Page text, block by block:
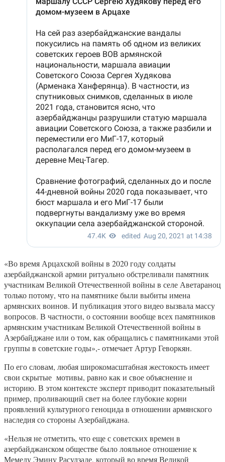
«Во время Арцахской войны в 2020 году солдаты
азербайджанской армии ритуально обстреливали памятник
участникам Великой Отечественной войны в селе Аветараноц
только потому, что на памятнике были выбиты имена
армянских воинов. И публикация этого видео вызвала массу
вопросов. В частности, о состоянии вообще всех памятников
армянским участникам Великой Отечественной войны в
Азербайджане или о том, как обращались с памятниками этой
группы в советские годы»,- отмечает Артур Геворкян.
По его словам, любая широкомасштабная жестокость имеет
свои скрытые мотивы, равно как и свое объяснение и
историю. В этом контексте эксперт приводит показательный
пример, проливающий свет на более глубокие корни
проявлений культурного геноцида в отношении армянского
наследия со стороны Азербайджана.
«Нельзя не отметить, что еще с советских времен в
азербайджанском обществе было лояльное отношение к
Мемеду Эмину Расулзаде, который во время Великой